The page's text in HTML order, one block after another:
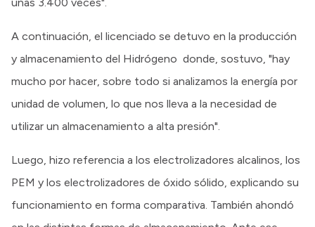
unas 3.400 veces".
A continuación, el licenciado se detuvo en la producción
y almacenamiento del Hidrógeno donde, sostuvo, "hay
mucho por hacer, sobre todo si analizamos la energía por
unidad de volumen, lo que nos lleva a la necesidad de
utilizar un almacenamiento a alta presión".
Luego, hizo referencia a los electrolizadores alcalinos, los
PEM y los electrolizadores de óxido sólido, explicando su
funcionamiento en forma comparativa. También ahondó